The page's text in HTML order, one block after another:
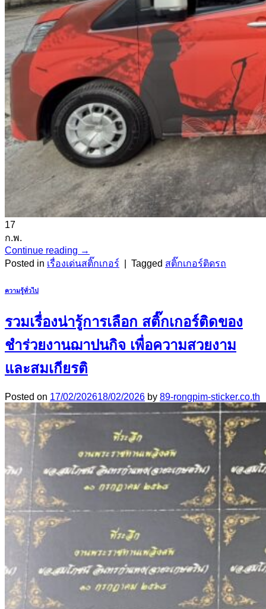
17
ก.พ.
Continue reading →
Posted in เรื่องเด่นสติ๊กเกอร์ Tagged สติ๊กเกอร์ติดรถ
ความรู้ทั่วไป
รวมเรื่องน่ารู้การเลือก สติ๊กเกอร์ติดของ
ชําร่วยงานฌาปนกิจ เพื่อความสวยงาม
และสมเกียรติ
Posted on 17/02/202618/02/2026 by 89-rongpim-sticker.co.th